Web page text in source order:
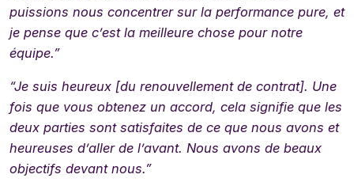
puissions nous concentrer sur la performance pure, et
je pense que c’est la meilleure chose pour notre
équipe.”
“Je suis heureux [du renouvellement de contrat]. Une
fois que vous obtenez un accord, cela signifie que les
deux parties sont satisfaites de ce que nous avons et
heureuses d’aller de l’avant. Nous avons de beaux
objectifs devant nous.”